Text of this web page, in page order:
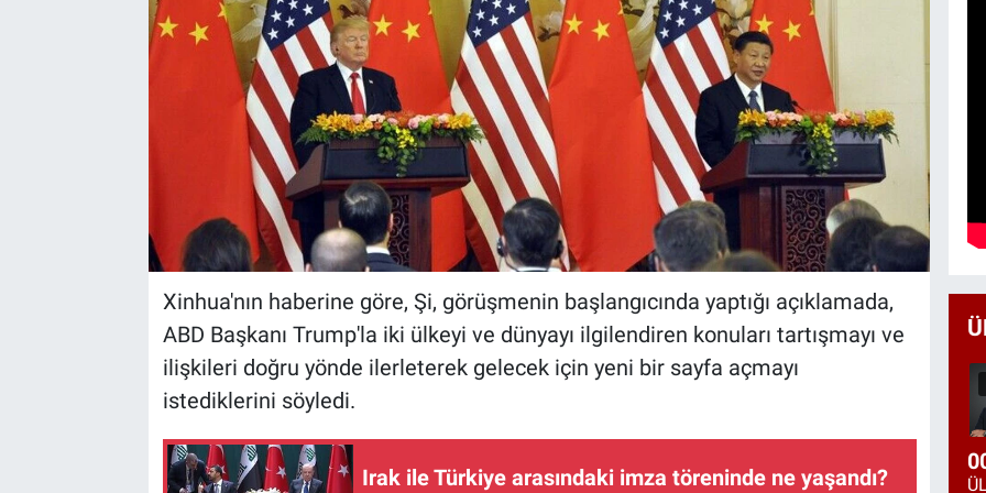
Xinhua'nın haberine göre, Şi, görüşmenin başlangıcında yaptığı açıklamada,
ABD Başkanı Trump'la iki ülkeyi ve dünyayı ilgilendiren konuları tartışmayı ve
ilişkileri doğru yönde ilerleterek gelecek için yeni bir sayfa açmayı
istediklerini söyledi.
Irak ile Türkiye arasındaki imza töreninde ne yaşandı?